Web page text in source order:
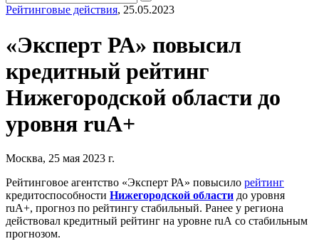
Рейтинговые действия, 25.05.2023
«Эксперт РА» повысил
кредитный рейтинг
Нижегородской области до
уровня ruА+
Москва, 25 мая 2023 г.
Рейтинговое агентство «Эксперт РА» повысило рейтинг
кредитоспособности Нижегородской области до уровня
ruА+, прогноз по рейтингу стабильный. Ранее у региона
действовал кредитный рейтинг на уровне ruА со стабильным
прогнозом.